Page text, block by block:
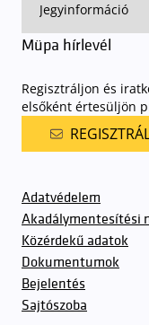
Müpa hírlevél
Regisztráljon és
elsőként értesüljön
Adatvédelem
Akadálymentesítési
Közérdekű adatok
Dokumentumok
Bejelentés
Sajtószoba